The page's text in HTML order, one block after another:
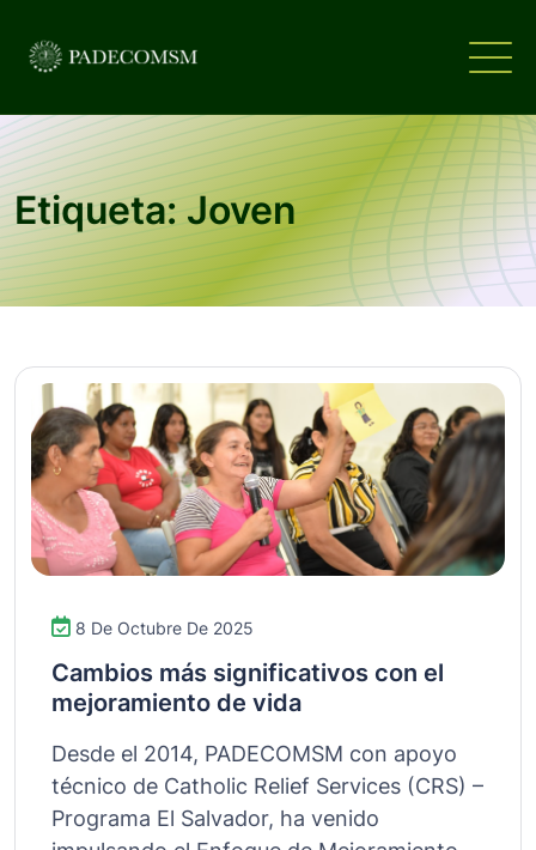
Etiqueta: Joven
8 De Octubre De 2025
Cambios más significativos con el
mejoramiento de vida
Desde el 2014, PADECOMSM con apoyo
técnico de Catholic Relief Services (CRS) –
Programa El Salvador, ha venido